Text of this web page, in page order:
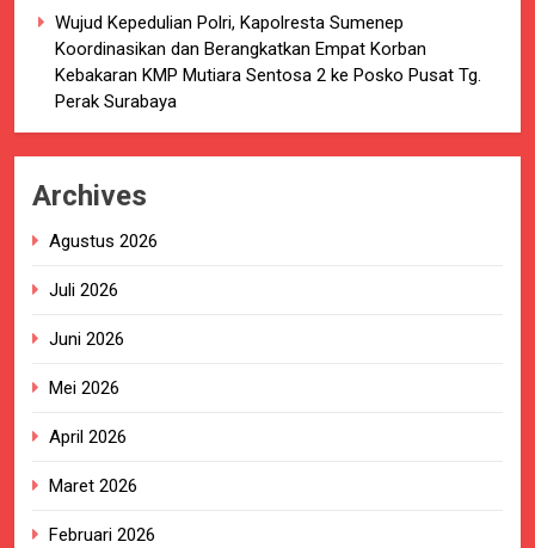
Wujud Kepedulian Polri, Kapolresta Sumenep
Koordinasikan dan Berangkatkan Empat Korban
Kebakaran KMP Mutiara Sentosa 2 ke Posko Pusat Tg.
Perak Surabaya
Archives
Agustus 2026
Juli 2026
Juni 2026
Mei 2026
April 2026
Maret 2026
Februari 2026